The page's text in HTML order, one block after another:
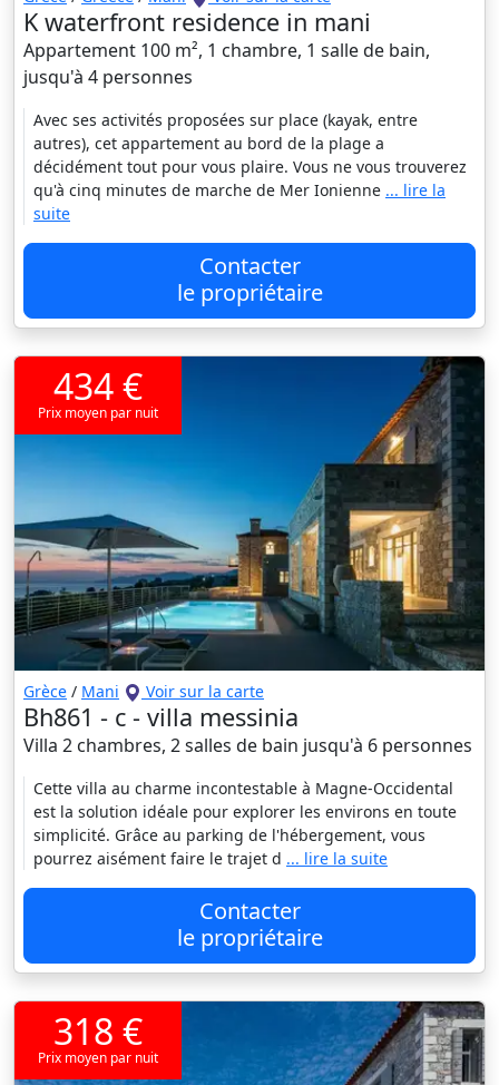
K waterfront residence in mani
Appartement 100 m², 1 chambre, 1 salle de bain,
jusqu'à 4 personnes
Avec ses activités proposées sur place (kayak, entre
autres), cet appartement au bord de la plage a
décidément tout pour vous plaire. Vous ne vous trouverez
qu'à cinq minutes de marche de Mer Ionienne ... lire la
suite
Contacter
le propriétaire
434 €
Prix moyen par nuit
Grèce / Mani Voir sur la carte
Bh861 - c - villa messinia
Villa 2 chambres, 2 salles de bain jusqu'à 6 personnes
Cette villa au charme incontestable à Magne-Occidental
est la solution idéale pour explorer les environs en toute
simplicité. Grâce au parking de l'hébergement, vous
pourrez aisément faire le trajet d ... lire la suite
Contacter
le propriétaire
318 €
Prix moyen par nuit